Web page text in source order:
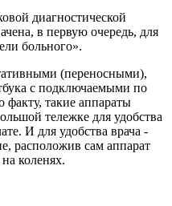
диагностической
в первую очередь, для
больного».
(переносными),
с подключаемыми по
такие аппараты
тележке для удобства
И для удобства врача -
расположив сам аппарат
коленях.